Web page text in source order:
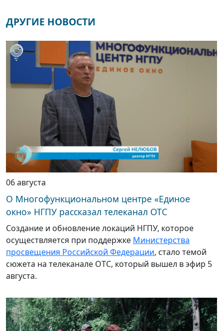
ДРУГИЕ НОВОСТИ
06 августа
О Многофункциональном центре «Единое
окно» НГПУ рассказал телеканал ОТС
Создание и обновление локаций НГПУ, которое
осуществляется при поддержке Министерства
просвещения Российской Федерации, стало темой
сюжета на телеканале ОТС, который вышел в эфир 5
августа.